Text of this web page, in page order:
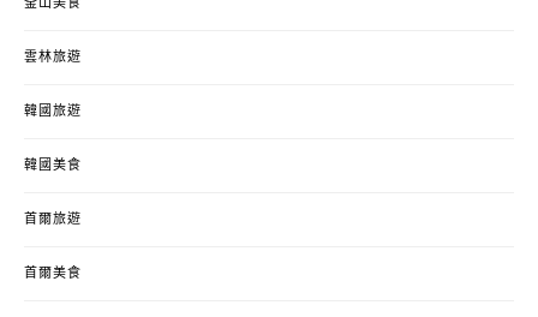
雲林旅遊
韓國旅遊
韓國美食
首爾旅遊
首爾美食